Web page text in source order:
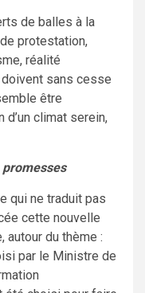
de balles à la
protestation,
réalité
sans cesse
être
d’un climat serein,
qui ne traduit pas
cette nouvelle
autour du thème :
par le Ministre de